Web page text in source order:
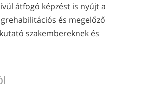
átfogó képzést is nyújt a
és megelőző
szakembereknek és